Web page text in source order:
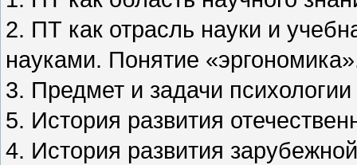
2. ПТ как отрасль науки и
науками. Понятие
3. Предмет и задачи
5. История развития
4. История развития